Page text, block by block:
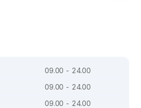
09.00 - 24.00
09.00 - 24.00
09.00 - 24.00